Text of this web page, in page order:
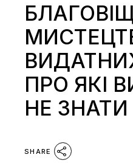
ПРО ЯКІ
НЕ ЗНАТИ
SHARE